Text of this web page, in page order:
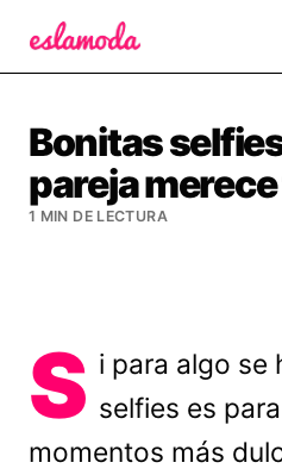
Bonitas
pareja
1 MIN DE LECTURA
S i para algo se
selfies es
momentos más